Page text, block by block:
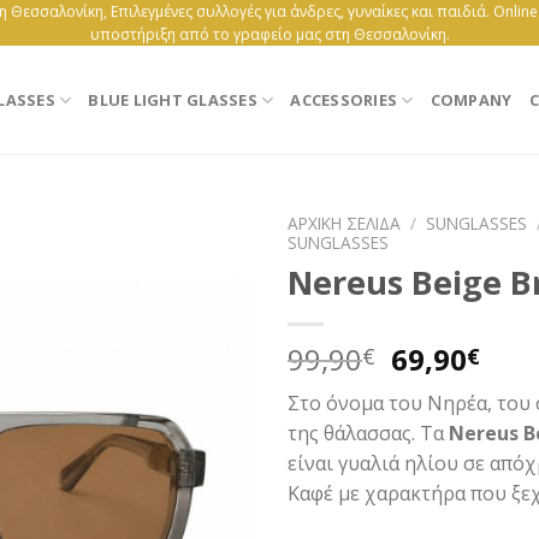
Επιλεγμένες συλλογές για άνδρες, γυναίκες και παιδιά.
υποστήριξη από το γραφείο μας στη Θεσσαλονίκη.
BLUE LIGHT GLASSES ACCESSORIES COMPANY
ΑΡΧΙΚΉ ΣΕΛΊΔΑ / SUNGLASSES
SUNGLASSES
Nereus Beige
99,90€ Original
price
was:
99,90€.
69,90€Η
Στο όνομα του Νηρέα, του
της θάλασσας. ΤαNereus
είναι γυαλιά ηλίου σε
Καφέ με χαρακτήρα που